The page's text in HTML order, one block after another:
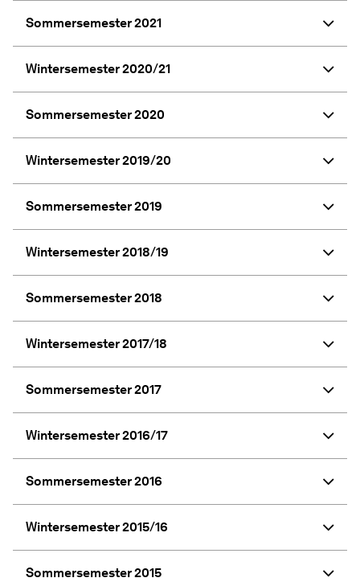
Sommersemester 2021
Wintersemester 2020/21
Sommersemester 2020
Wintersemester 2019/20
Sommersemester 2019
Wintersemester 2018/19
Sommersemester 2018
Wintersemester 2017/18
Sommersemester 2017
Wintersemester 2016/17
Sommersemester 2016
Wintersemester 2015/16
Sommersemester 2015